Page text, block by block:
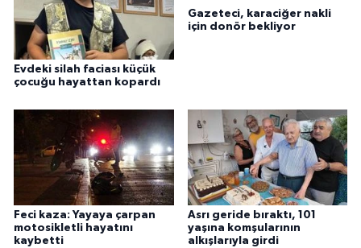
Evdeki silah faciası küçük
çocuğu hayattan kopardı
Gazeteci, karaciğer nakli
için donör bekliyor
Feci kaza: Yayaya çarpan
motosikletli hayatını
kaybetti
Asrı geride bıraktı, 101
yaşına komşularının
alkışlarıyla girdi